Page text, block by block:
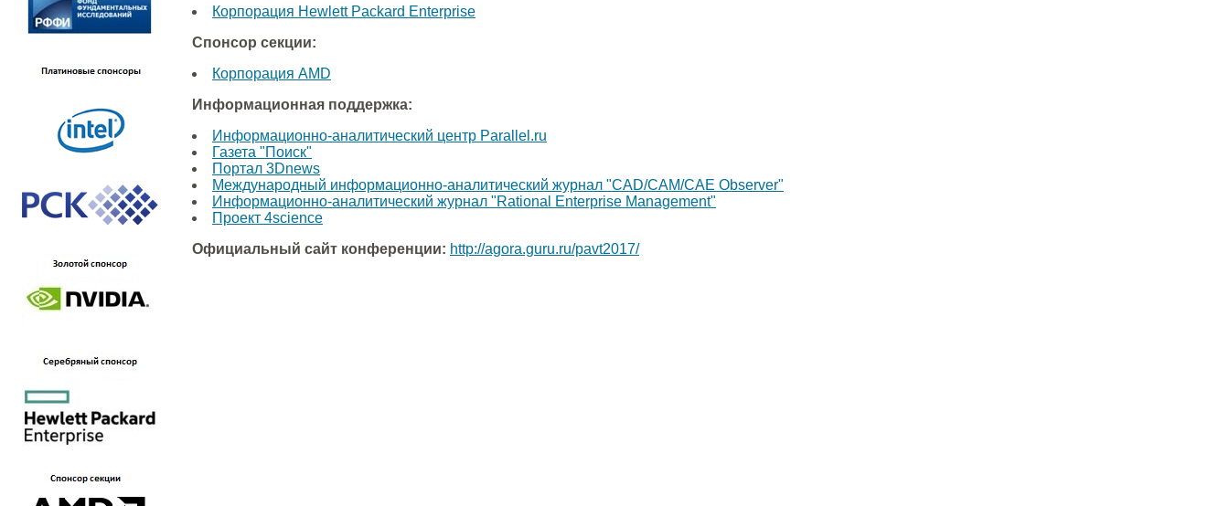
Корпорация Hewlett Packard Enterprise
Спонсор секции:
Корпорация AMD
Информационная поддержка:
Информационно-аналитический центр Parallel.ru
Газета "Поиск"
Портал 3Dnews
Международный информационно-аналитический журнал "CAD/CAM/CAE Observer"
Информационно-аналитический журнал "Rational Enterprise Management"
Проект 4science
Официальный сайт конференции: http://agora.guru.ru/pavt2017/